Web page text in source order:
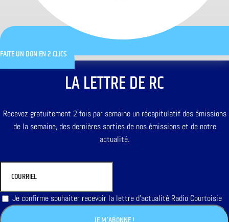
FAITE UN DON EN 2 CLICS
LA LETTRE DE RC
Recevez gratuitement 2 fois par semaine un récapitulatif des émissions
de la semaine, des dernières sorties de nos émissions et de notre
actualité.
Je confirme souhaiter recevoir la lettre d'actualité Radio Courtoisie